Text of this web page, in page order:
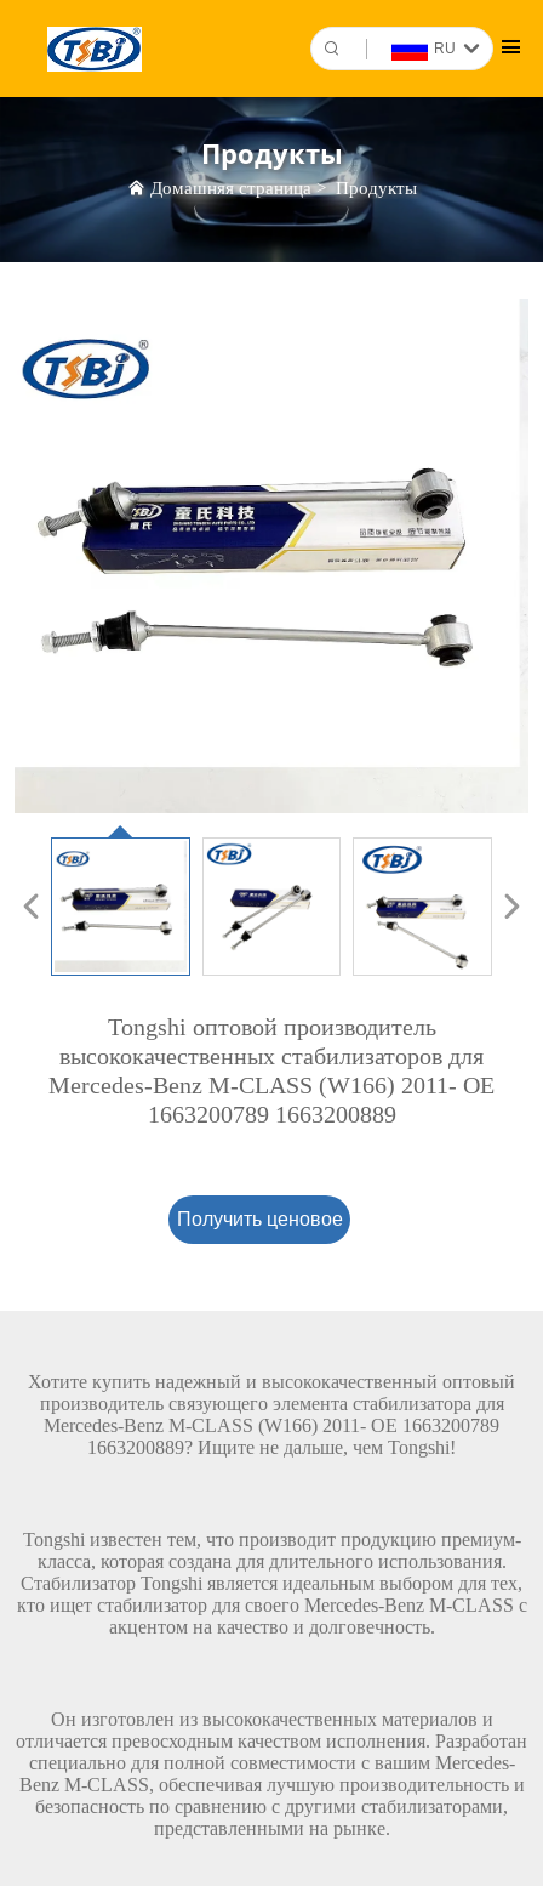
RU
Продукты
Домашняя страница>Продукты
Tongshi оптовой производитель
высококачественных стабилизаторов для
Mercedes-Benz M-CLASS (W166) 2011- ОЕ
1663200789 1663200889
Получить ценовое
Хотите купить надежный и высококачественный оптовый
производитель связующего элемента стабилизатора для
Mercedes-Benz M-CLASS (W166) 2011- ОЕ 1663200789
1663200889? Ищите не дальше, чем Tongshi!
Tongshi известен тем, что производит продукцию премиум-
класса, которая создана для длительного использования.
Стабилизатор Tongshi является идеальным выбором для тех,
кто ищет стабилизатор для своего Mercedes-Benz M-CLASS с
акцентом на качество и долговечность.
Он изготовлен из высококачественных материалов и
отличается превосходным качеством исполнения. Разработан
специально для полной совместимости с вашим Mercedes-
Benz M-CLASS, обеспечивая лучшую производительность и
безопасность по сравнению с другими стабилизаторами,
представленными на рынке.